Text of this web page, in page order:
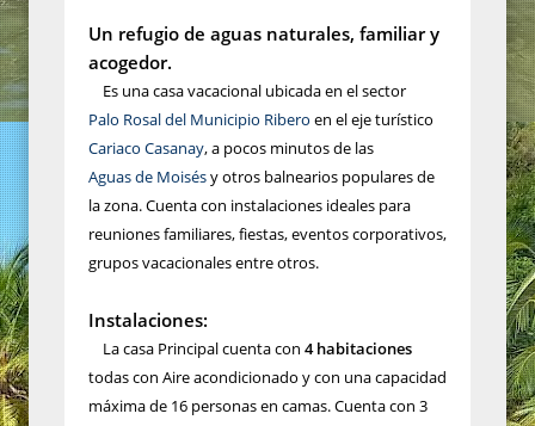
Un refugio de aguas naturales, familiar y
acogedor.
Es una casa vacacional ubicada en el sector
Palo Rosal del Municipio Ribero en el eje turístico
Cariaco Casanay, a pocos minutos de las
Aguas de Moisésy otros balnearios populares de
la zona. Cuenta con instalaciones ideales para
reuniones familiares, fiestas, eventos corporativos,
grupos vacacionales entre otros.
Instalaciones:
La casa Principal cuenta con 4 habitaciones
todas con Aire acondicionado y con una capacidad
máxima de 16 personas en camas. Cuenta con 3